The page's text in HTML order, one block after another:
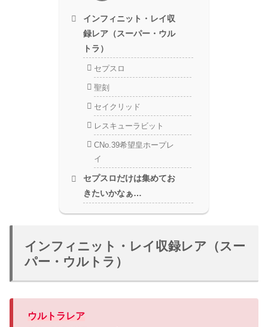
インフィニット・レイ収
録レア（スーパー・ウル
トラ）
セプスロ
聖刻
セイクリッド
レスキューラビット
CNo.39希望皇ホープレ
イ
セプスロだけは集めてお
きたいかなぁ…
インフィニット・レイ収録レア（スー
パー・ウルトラ）
ウルトラレア